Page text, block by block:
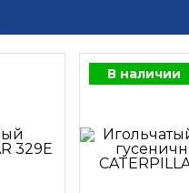
В наличии